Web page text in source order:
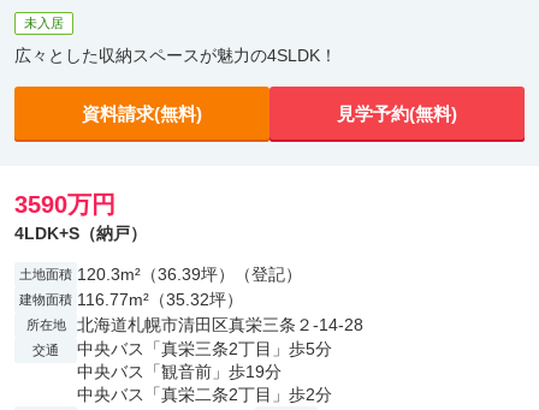
未入居
広々とした収納スペースが魅力の4SLDK！
資料請求(無料) 見学予約(無料)
3590万円
4LDK+S（納戸）
土地面積 120.3m²（36.39坪）（登記）
建物面積 116.77m²（35.32坪）
所在地 北海道札幌市清田区真栄三条２-14-28
交通
中央バス「真栄三条2丁目」歩5分
中央バス「観音前」歩19分
中央バス「真栄二条2丁目」歩2分